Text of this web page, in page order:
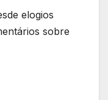
elogios
sobre